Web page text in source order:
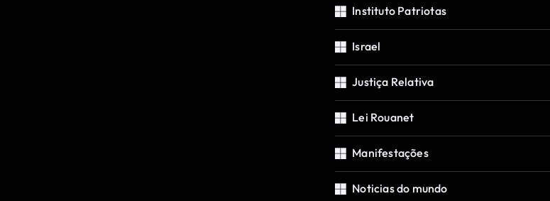
Instituto Patriotas
Israel
Justiça Relativa
Lei Rouanet
Manifestações
Noticias do mundo